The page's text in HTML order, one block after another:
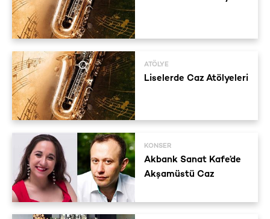
ATÖLYE
Liselerde Caz Atölyeleri
KONSER
Akbank Sanat Kafe’de
Akşamüstü Caz